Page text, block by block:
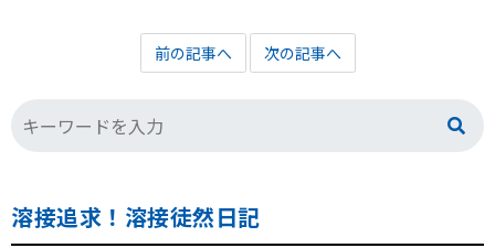
前の記事へ 次の記事へ
溶接追求！溶接徒然日記